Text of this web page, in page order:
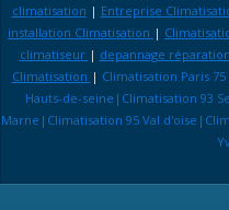
climatisation | Entreprise
installation Climatisation |
climatiseur | depannage
Climatisation | Climatisation Paris
Hauts-de-seine|Climatisation 93
Marne|Climatisation 95 Val